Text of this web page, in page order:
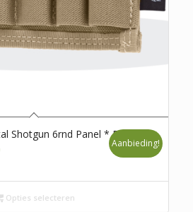
Shotgun 6rnd Panel * D98
Huidige
is:
€ 10,00.
Aanbieding!
Opties selecteren